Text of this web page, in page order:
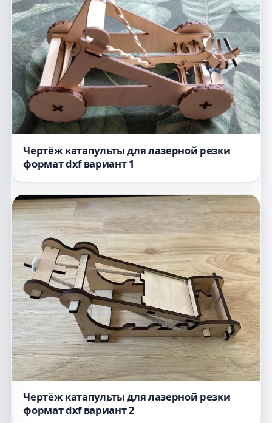
Чертёж катапульты для лазерной резки
формат dxf вариант 1
Чертёж катапульты для лазерной резки
формат dxf вариант 2